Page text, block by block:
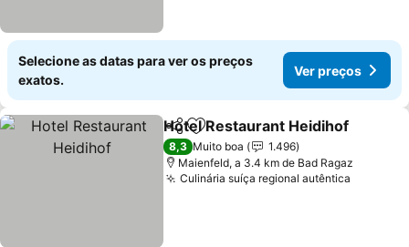
Selecione as datas para ver os preços
exatos.
Ver preços
PartilharAdicionar aos favoritos
Hotel Restaurant Heidihof
8,3 Muito boa
1.496
Maienfeld, a 3.4 km de Bad Ragaz
Culinária suíça regional autêntica